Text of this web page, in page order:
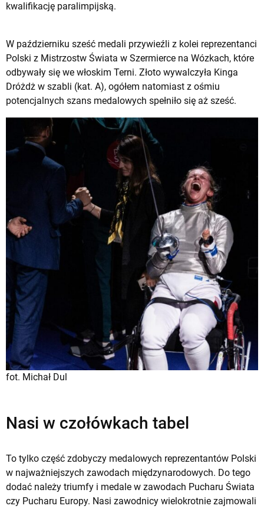
kwalifikację paralimpijską.
W październiku sześć medali przywieźli z kolei reprezentanci
Polski z Mistrzostw Świata w Szermierce na Wózkach, które
odbywały się we włoskim Terni. Złoto wywalczyła Kinga
Dróżdż w szabli (kat. A), ogółem natomiast z ośmiu
potencjalnych szans medalowych spełniło się aż sześć.
fot. Michał Dul
Nasi w czołówkach tabel
To tylko część zdobyczy medalowych reprezentantów Polski
w najważniejszych zawodach międzynarodowych. Do tego
dodać należy triumfy i medale w zawodach Pucharu Świata
czy Pucharu Europy. Nasi zawodnicy wielokrotnie zajmowali